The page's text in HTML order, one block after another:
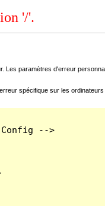
'/'.
Les paramètres d'erreur
spécifique sur les
-->